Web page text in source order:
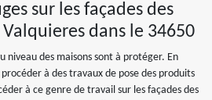
sur les façades des
dans le 34650
niveau des maisons sont à protéger. En
à des travaux de pose des produits
à ce genre de travail sur les façades des